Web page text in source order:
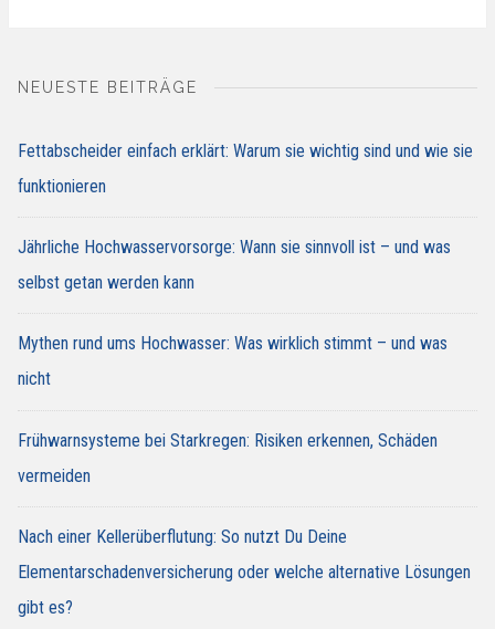
NEUESTE BEITRÄGE
Fettabscheider einfach erklärt: Warum sie wichtig sind und wie sie
funktionieren
Jährliche Hochwasservorsorge: Wann sie sinnvoll ist – und was
selbst getan werden kann
Mythen rund ums Hochwasser: Was wirklich stimmt – und was
nicht
Frühwarnsysteme bei Starkregen: Risiken erkennen, Schäden
vermeiden
Nach einer Kellerüberflutung: So nutzt Du Deine
Elementarschadenversicherung oder welche alternative Lösungen
gibt es?